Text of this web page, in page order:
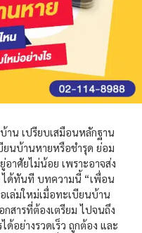
าน เปรียบเสมือนหลักฐาน
ยนบ้านหายหรือชำรุด ย่อม
อาศัยไม่น้อย เพราะอาจส่ง
ได้ทันที บทความนี้ “เพื่อน
ล่มใหม่เมื่อทะเบียนบ้าน
สารที่ต้องเตรียม ไปจนถึง
ด้อย่างรวดเร็ว ถูกต้อง และ